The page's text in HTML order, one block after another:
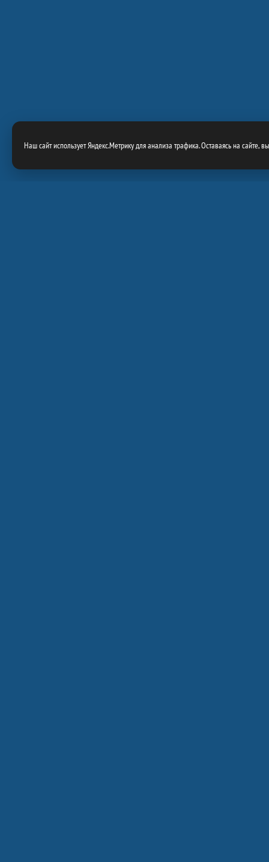
Наш сайт использует Яндекс.Метрику для анализа трафика. Оставаясь на сайте,